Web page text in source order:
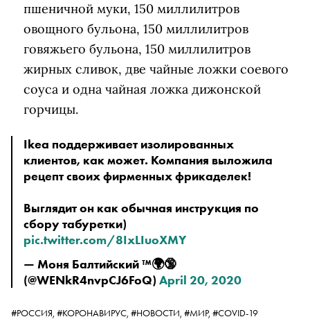
пшеничной муки, 150 миллилитров
овощного бульона, 150 миллилитров
говяжьего бульона, 150 миллилитров
жирных сливок, две чайные ложки соевого
соуса и одна чайная ложка дижонской
горчицы.
Ikea поддерживает изолированных
клиентов, как может. Компания выложила
рецепт своих фирменных фрикаделек!
Выглядит он как обычная инструкция по
сбору табуретки)
pic.twitter.com/8IxLIuoXMY
— Моня Балтийский ™️🌍🔞
(@WENkR4nvpCJ6FoQ) April 20, 2020
#РОССИЯ, #КОРОНАВИРУС, #НОВОСТИ, #МИР, #COVID-19